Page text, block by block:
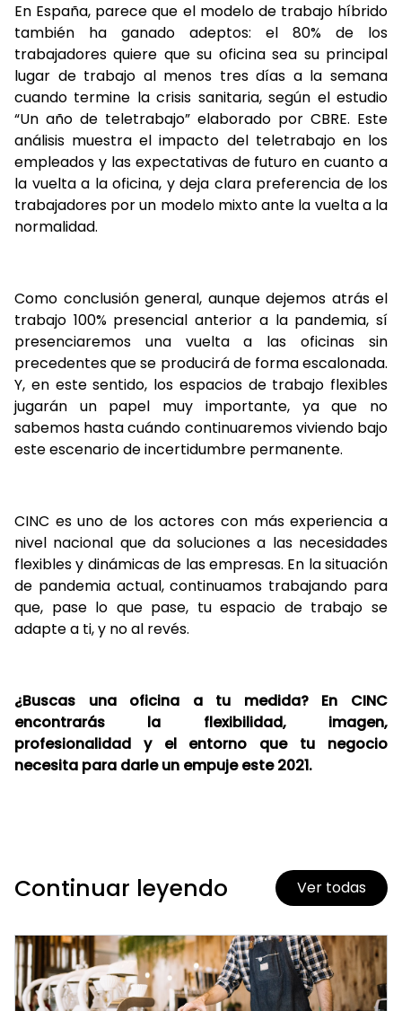
En España, parece que el modelo de trabajo híbrido
también ha ganado adeptos: el 80% de los
trabajadores quiere que su oficina sea su principal
lugar de trabajo al menos tres días a la semana
cuando termine la crisis sanitaria, según el estudio
“Un año de teletrabajo” elaborado por CBRE. Este
análisis muestra el impacto del teletrabajo en los
empleados y las expectativas de futuro en cuanto a
la vuelta a la oficina, y deja clara preferencia de los
trabajadores por un modelo mixto ante la vuelta a la
normalidad.
Como conclusión general, aunque dejemos atrás el
trabajo 100% presencial anterior a la pandemia, sí
presenciaremos una vuelta a las oficinas sin
precedentes que se producirá de forma escalonada.
Y, en este sentido, los espacios de trabajo flexibles
jugarán un papel muy importante, ya que no
sabemos hasta cuándo continuaremos viviendo bajo
este escenario de incertidumbre permanente.
CINC es uno de los actores con más experiencia a
nivel nacional que da soluciones a las necesidades
flexibles y dinámicas de las empresas. En la situación
de pandemia actual, continuamos trabajando para
que, pase lo que pase, tu espacio de trabajo se
adapte a ti, y no al revés.
¿Buscas una oficina a tu medida? En CINC
encontrarás la flexibilidad, imagen,
profesionalidad y el entorno que tu negocio
necesita para darle un empuje este 2021.
Continuar leyendo Ver todas